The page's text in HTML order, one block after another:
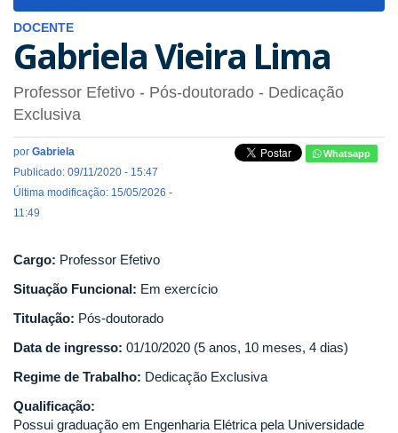
DOCENTE
Gabriela Vieira Lima
Professor Efetivo - Pós-doutorado - Dedicação
Exclusiva
por Gabriela
Publicado: 09/11/2020 - 15:47
Última modificação: 15/05/2026 -
11:49
Whatsapp
Cargo: Professor Efetivo
Situação Funcional: Em exercício
Titulação: Pós-doutorado
Data de ingresso: 01/10/2020 (5 anos, 10 meses, 4 dias)
Regime de Trabalho: Dedicação Exclusiva
Qualificação:
Possui graduação em Engenharia Elétrica pela Universidade